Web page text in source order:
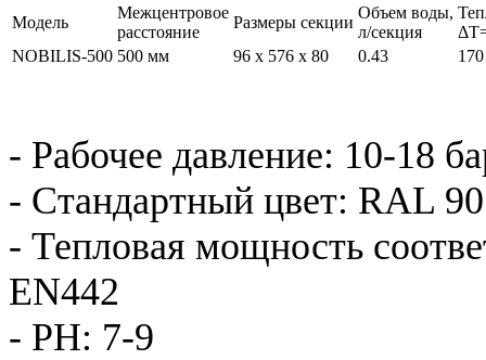
Модель
Межцентровое
расстояние
Размеры секции
Объем воды,
л/секция
NOBILIS-500 500 мм 96 x 576 x 80 0.43 170
- Рабочее давление: 10-18
- Стандартный цвет: RAL
- Тепловая мощность
EN442
- PH: 7-9